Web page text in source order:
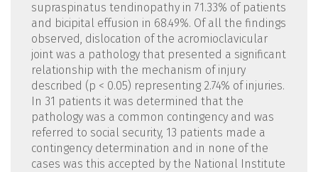
supraspinatus tendinopathy in 71.33% of patients
and bicipital effusion in 68.49%. Of all the findings
observed, dislocation of the acromioclavicular
joint was a pathology that presented a significant
relationship with the mechanism of injury
described (p < 0.05) representing 2.74% of injuries.
In 31 patients it was determined that the
pathology was a common contingency and was
referred to social security, 13 patients made a
contingency determination and in none of the
cases was this accepted by the National Institute